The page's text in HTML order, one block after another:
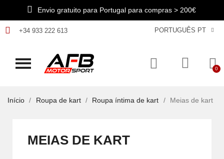
Envio gratuito para Portugal para compras > 200€
+34 933 222 613 PORTUGUÊS PT
Início Roupa de kart Roupa íntima de kart Meias de kart
MEIAS DE KART